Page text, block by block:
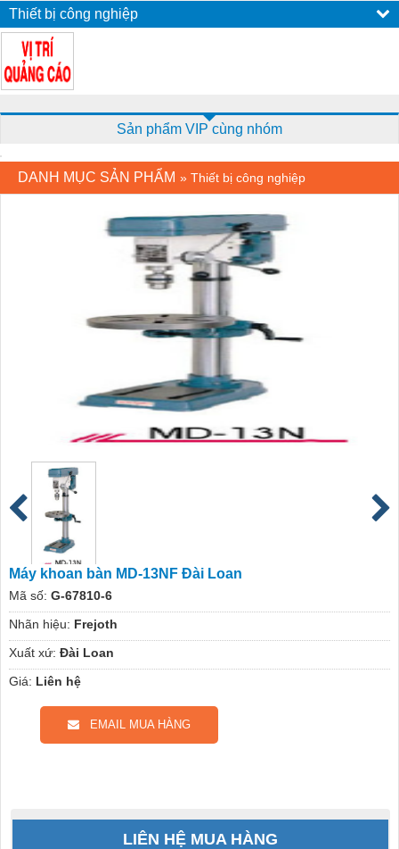
Thiết bị công nghiệp
Sản phẩm VIP cùng nhóm
DANH MỤC SẢN PHẨM » Thiết bị công nghiệp
Máy khoan bàn MD-13NF Đài Loan
Mã số: G-67810-6
Nhãn hiệu: Frejoth
Xuất xứ: Đài Loan
Giá: Liên hệ
EMAIL MUA HÀNG
LIÊN HỆ MUA HÀNG